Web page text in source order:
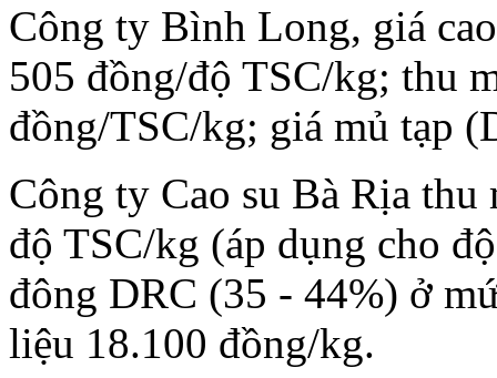
Công ty Bình Long, giá
505 đồng/độ TSC/kg; thu
đồng/TSC/kg; giá mủ tạp
Công ty Cao su Bà Rịa
độ TSC/kg (áp dụng cho
đông DRC (35 - 44%) ở
liệu 18.100 đồng/kg.